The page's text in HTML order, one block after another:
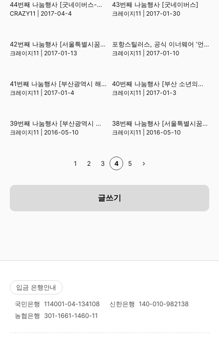
44번째 나눔행사 [굿네이버스-키르기스스탄](21)
CRAZY11 2017-04-4
43번째 나눔행사 [굿네이버스]
크레이지11 2017-01-30
42번째 나눔행사 [서울특별시꿈나무마을 초록꿈터]
크레이지11 2017-01-13
포항스틸러스, 공식 이너웨어 ‘언더테크’ 후원 계약
크레이지11 2017-01-10
41번째 나눔행사 [부산광역시 해운대종합사회복지관]
크레이지11 2017-01-4
40번째 나눔행사 [부산 소년의집,부산 마리아 꿈터](1)
크레이지11 2017-01-3
39번째 나눔행사 [부산광역시 해운대종합사회복지관](1)
크레이지11 2016-05-10
38번째 나눔행사 [서울특별시꿈나무마을 초록꿈터]
크레이지11 2016-05-10
1 2 3 4 5
글쓰기
입금 은행안내
국민은행 114001-04-134108 신한은행 140-010-982138
농협은행 301-1661-1460-11